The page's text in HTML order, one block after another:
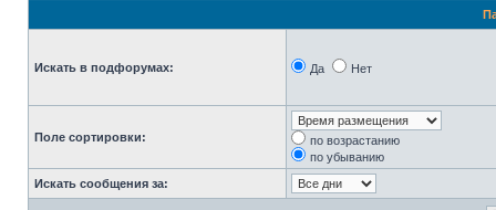
Искать в подфорумах: Да Нет
Поле сортировки:
по возрастанию
по убыванию
Искать сообщения за: